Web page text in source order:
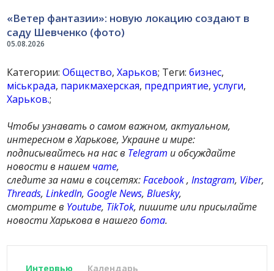
05.08.2026
«Ветер фантазии»: новую локацию создают в
саду Шевченко (фото)
Категории:Общество,Харьков; Теги:бизнес,
міськрада, парикмахерская, предприятие,услуги,
Харьков.;
Чтобы узнавать о самом важном, актуальном,
интересном в Харькове, Украине и мире:
подписывайтесь на нас в Telegram и обсуждайте
новости в нашем чате,
следите за нами в соцсетях:Facebook,Instagram, Viber,
Threads,LinkedIn, Google News,Bluesky,
смотрите в Youtube, TikTok, пишите или присылайте
новости Харькова в нашегобота.
Интервью Календарь